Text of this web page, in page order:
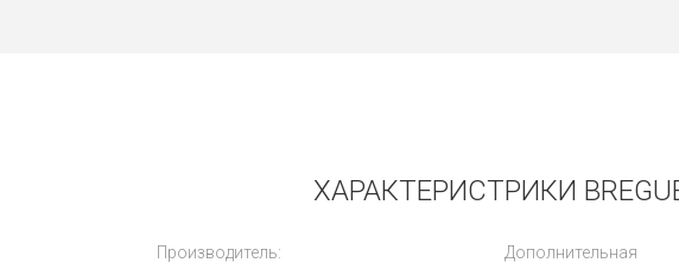
ХАРАКТЕРИСТРИКИ
Производитель:
Дополнительная